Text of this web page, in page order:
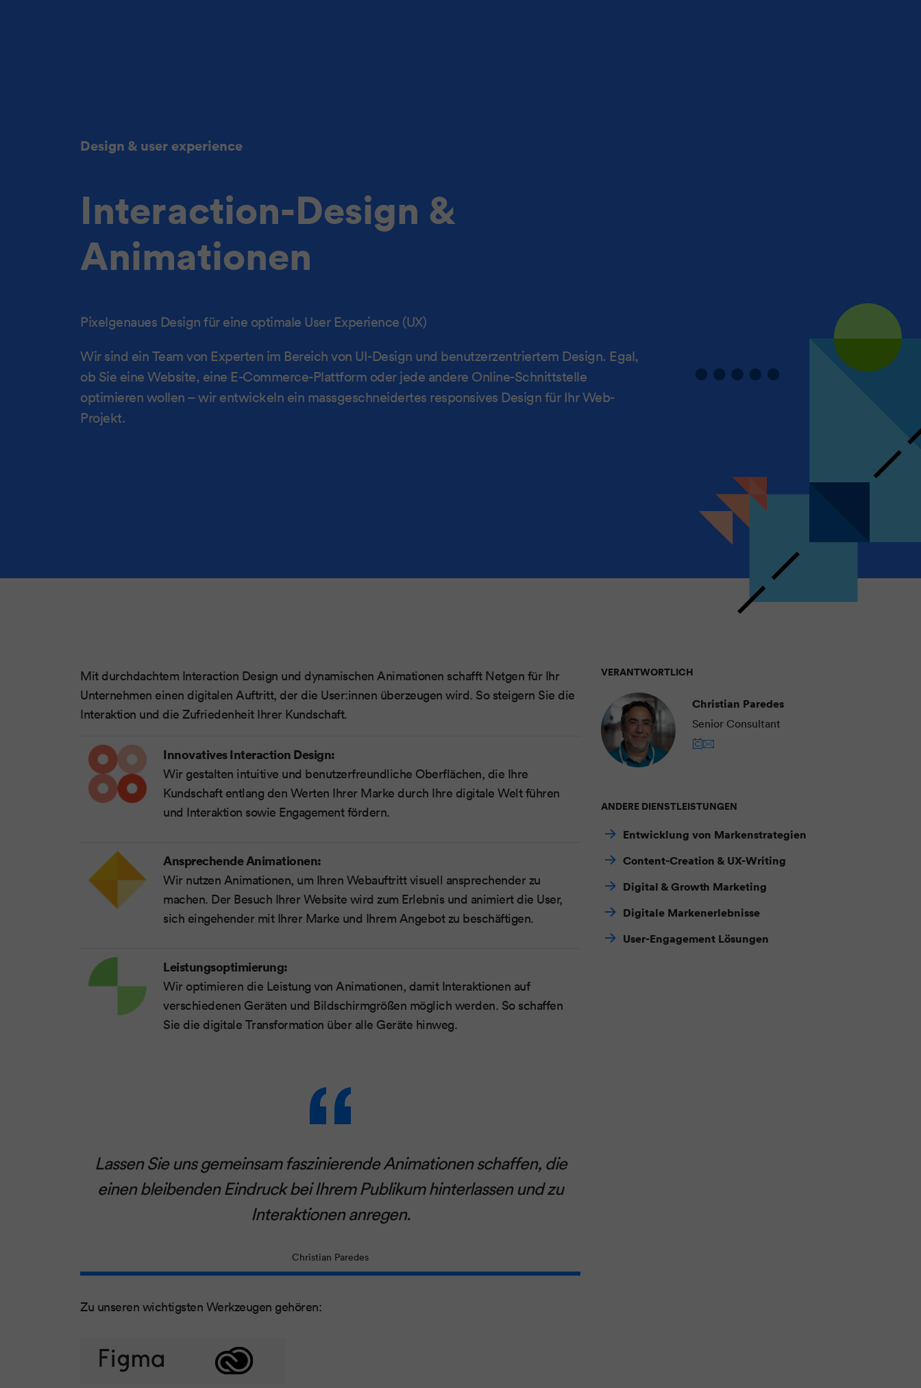
Design & user experience
Interaction-Design &
Animationen
Pixelgenaues Design für eine optimale User Experience (UX)
Wir sind ein Team von Experten im Bereich von UI-Design und benutzerzentriertem Design. Egal,
ob Sie eine Website, eine E-Commerce-Plattform oder jede andere Online-Schnittstelle
optimieren wollen – wir entwickeln ein massgeschneidertes responsives Design für Ihr Web-
Projekt.
Mit durchdachtem Interaction Design und dynamischen Animationen schafft Netgen für Ihr
Unternehmen einen digitalen Auftritt, der die User:innen überzeugen wird. So steigern Sie die
Interaktion und die Zufriedenheit Ihrer Kundschaft.
Innovatives Interaction Design:
Wir gestalten intuitive und benutzerfreundliche Oberflächen, die Ihre
Kundschaft entlang den Werten Ihrer Marke durch Ihre digitale Welt führen
und Interaktion sowie Engagement fördern.
Ansprechende Animationen:
Wir nutzen Animationen, um Ihren Webauftritt visuell ansprechender zu
machen. Der Besuch Ihrer Website wird zum Erlebnis und animiert die User,
sich eingehender mit Ihrer Marke und Ihrem Angebot zu beschäftigen.
Leistungsoptimierung:
Wir optimieren die Leistung von Animationen, damit Interaktionen auf
verschiedenen Geräten und Bildschirmgrößen möglich werden. So schaffen
Sie die digitale Transformation über alle Geräte hinweg.
Lassen Sie uns gemeinsam faszinierende Animationen schaffen, die
einen bleibenden Eindruck bei Ihrem Publikum hinterlassen und zu
Interaktionen anregen.
Christian Paredes
VERANTWORTLICH
Christian Paredes
Senior Consultant
ANDERE DIENSTLEISTUNGEN
Entwicklung von Markenstrategien
Content-Creation & UX-Writing
Digital & Growth Marketing
Digitale Markenerlebnisse
User-Engagement Lösungen
Zu unseren wichtigsten Werkzeugen gehören: